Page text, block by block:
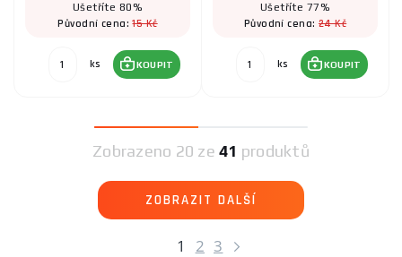
Ušetříte 80%
Původní cena:15 Kč
ks KOUPIT
Ušetříte 77%
Původní cena: 24 Kč
ks KOUPIT
1 2 3
Zobrazeno 20 ze41 produktů
ZOBRAZIT DALŠÍ